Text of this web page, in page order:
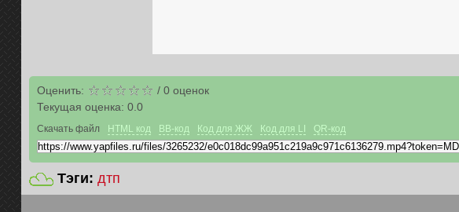
Оценить: / 0оценок
Текущая оценка: 0.0
Скачать файл HTML код BB-код Код для ЖЖ Код для LI QR-код
Тэги: дтп